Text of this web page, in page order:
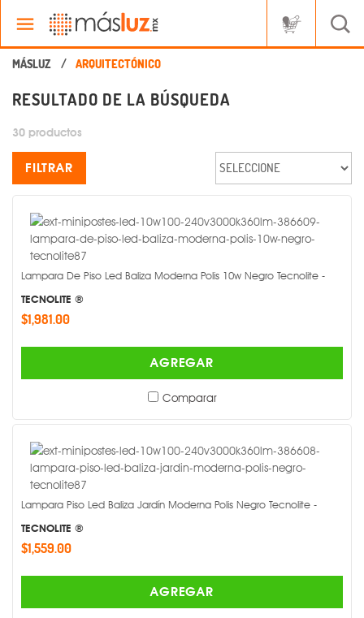
RESULTADO DE LA BÚSQUEDA
30 productos
FILTRAR
Lampara De Piso Led Baliza Moderna Polis 10w Negro Tecnolite -
TECNOLITE ®
$1,981.00
AGREGAR
Comparar
Lampara Piso Led Baliza Jardín Moderna Polis Negro Tecnolite -
TECNOLITE ®
$1,559.00
AGREGAR